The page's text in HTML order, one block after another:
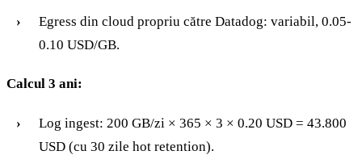
Egress din cloud propriu către Datadog: variabil, 0.05-
0.10 USD/GB.
Calcul 3 ani:
Log ingest: 200 GB/zi × 365 × 3 × 0.20 USD = 43.800
USD (cu 30 zile hot retention).